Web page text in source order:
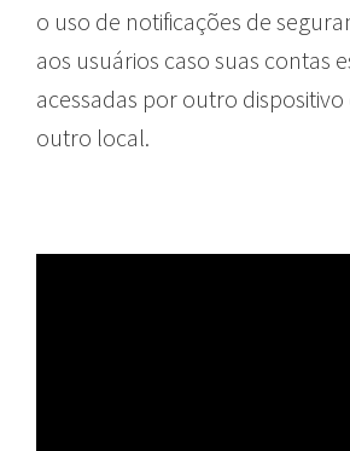
o uso de notificações de
aos usuários caso suas contas
acessadas por outro
outro local.